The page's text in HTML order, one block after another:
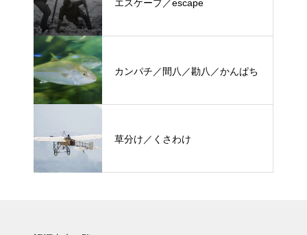
カンパチ／間八／勘八／かんぱち
草分け／くさわけ